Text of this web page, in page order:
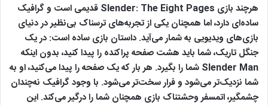
هرچند بازی Slender: The Eight Pages قدیمی است و گرافیک
ساده‌ای دارد، اما همچنان یکی از تجربه‌های ترسناک بی‌نظیر در دنیای
بازی‌های ویدیویی به شمار می‌آید. داستان بازی ساده است: در یک
جنگل تاریک، شما باید هشت صفحه پراکنده را پیدا کنید، بدون اینکه
Slender Man شما را بگیرد. هر بار که یک صفحه را پیدا می‌کنید، او به
شما نزدیک‌تر می‌شود و فرار سخت‌تر می‌شود. با وجود گرافیک نه‌چندان
چشمگیر، اتمسفر وحشتناک بازی همچنان شما را درگیر می‌کند. این